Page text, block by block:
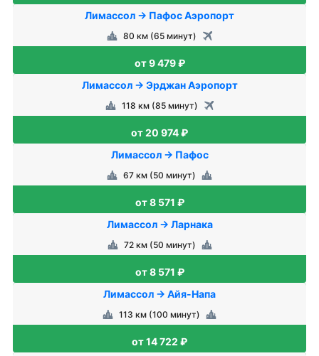
Лимассол → Пафос Аэропорт
80 км (65 минут)
от 9 479 ₽
Лимассол → Эрджан Аэропорт
118 км (85 минут)
от 20 974 ₽
Лимассол → Пафос
67 км (50 минут)
от 8 571 ₽
Лимассол → Ларнака
72 км (50 минут)
от 8 571 ₽
Лимассол → Айя-Напа
113 км (100 минут)
от 14 722 ₽